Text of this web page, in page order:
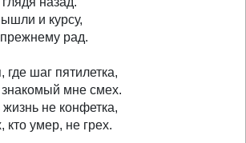
и курсу,
рад.
где шаг пятилетка,
мне смех.
не конфетка,
кто умер, не грех.